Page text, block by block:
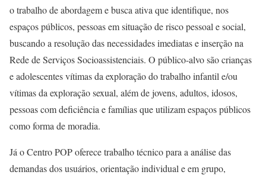
o trabalho de abordagem e busca ativa que identifique, nos
espaços públicos, pessoas em situação de risco pessoal e social,
buscando a resolução das necessidades imediatas e inserção na
Rede de Serviços Socioassistenciais. O público-alvo são crianças
e adolescentes vítimas da exploração do trabalho infantil e/ou
vítimas da exploração sexual, além de jovens, adultos, idosos,
pessoas com deficiência e famílias que utilizam espaços públicos
como forma de moradia.
Já o Centro POP oferece trabalho técnico para a análise das
demandas dos usuários, orientação individual e em grupo,